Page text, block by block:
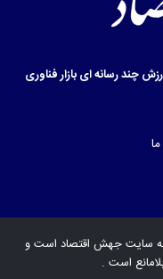
چند رسانه ایبازارفناوری
سایتجهش اقتصاد است و
است .